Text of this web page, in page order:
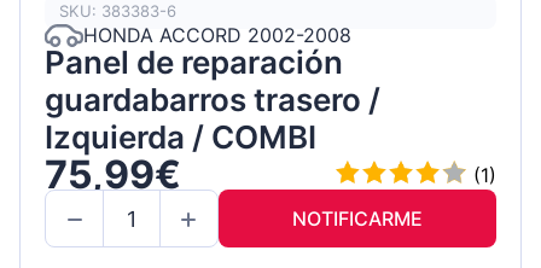
SKU: 383383-6
HONDA ACCORD 2002-2008
Panel de reparación
guardabarros trasero /
Izquierda / COMBI
75,99€
(1)
NOTIFICARME